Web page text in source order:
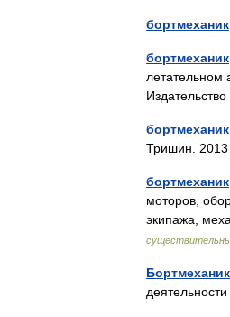
бортмеханик
бортмеханик
летательном
бортмеханик
Тришин.
бортмеханик
моторов,
экипажа,